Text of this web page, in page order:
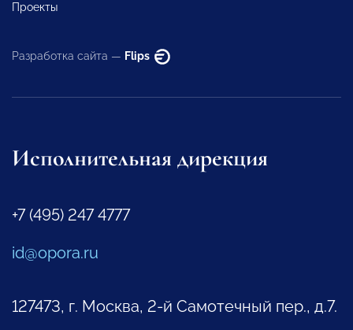
Проекты
Разработка сайта — Flips
Исполнительная дирекция
+7 (495) 247 4777
id@opora.ru
127473, г. Москва, 2-й Самотечный пер., д.7.